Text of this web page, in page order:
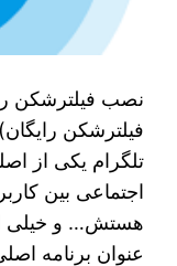
فیلترشکن
تلگرام یکی از
اجتماعی بین
هستش… و خیلی از
عنوان برنامه